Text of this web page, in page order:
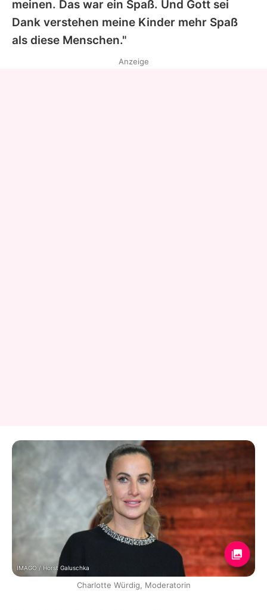
meinen. Das war ein Spaß. Und Gott sei
Dank verstehen meine Kinder mehr Spaß
als diese Menschen."
Anzeige
IMAGO / Horst Galuschka
Charlotte Würdig, Moderatorin